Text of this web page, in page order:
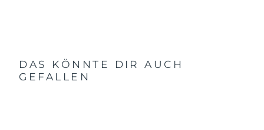
DAS KÖNNTE DIR AUCH
GEFALLEN